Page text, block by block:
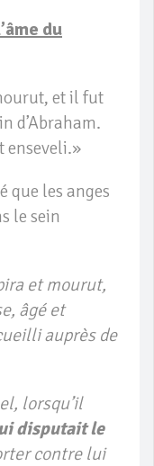
du
et il fut
d’Abraham.
enseveli.»
que les anges
le sein
et mourut,
âgé et
auprès de
lorsqu’il
disputait le
contre lui